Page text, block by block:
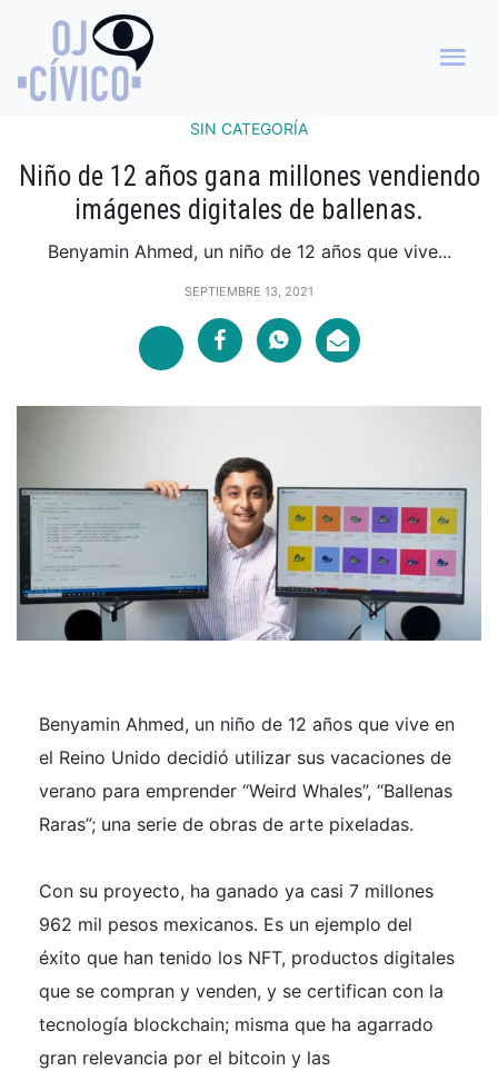
SIN CATEGORÍA
Niño de 12 años gana millones vendiendo
imágenes digitales de ballenas.
Benyamin Ahmed, un niño de 12 años que vive...
SEPTIEMBRE 13, 2021
Benyamin Ahmed, un niño de 12 años que vive en
el Reino Unido decidió utilizar sus vacaciones de
verano para emprender “Weird Whales”, “Ballenas
Raras”; una serie de obras de arte pixeladas.
Con su proyecto, ha ganado ya casi 7 millones
962 mil pesos mexicanos. Es un ejemplo del
éxito que han tenido los NFT, productos digitales
que se compran y venden, y se certifican con la
tecnología blockchain; misma que ha agarrado
gran relevancia por el bitcoin y las